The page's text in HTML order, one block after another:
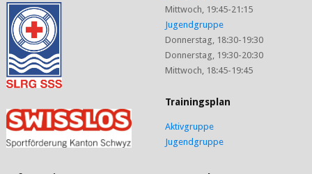
Mittwoch, 19:45-21:15
Jugendgruppe
Donnerstag, 18:30-19:30
Donnerstag, 19:30-20:30
Mittwoch, 18:45-19:45
Trainingsplan
Aktivgruppe
Jugendgruppe